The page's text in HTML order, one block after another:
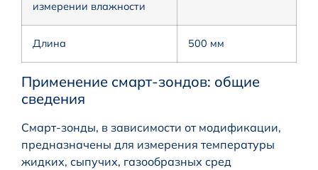
измерении влажности
Длина 500 мм
Применение смарт-зондов: общие
сведения
Смарт-зонды, в зависимости от модификации,
предназначены для измерения температуры
жидких, сыпучих, газообразных сред